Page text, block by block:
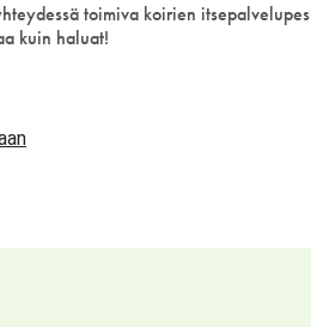
toimiva koirien
kuin haluat!